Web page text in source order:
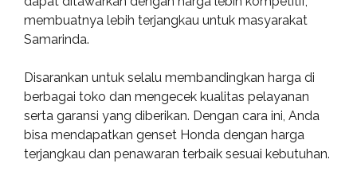
membuatnya lebih terjangkau untuk masyarakat
Samarinda.
Disarankan untuk selalu membandingkan harga di
berbagai toko dan mengecek kualitas pelayanan
serta garansi yang diberikan. Dengan cara ini, Anda
bisa mendapatkan genset Honda dengan harga
terjangkau dan penawaran terbaik sesuai kebutuhan.